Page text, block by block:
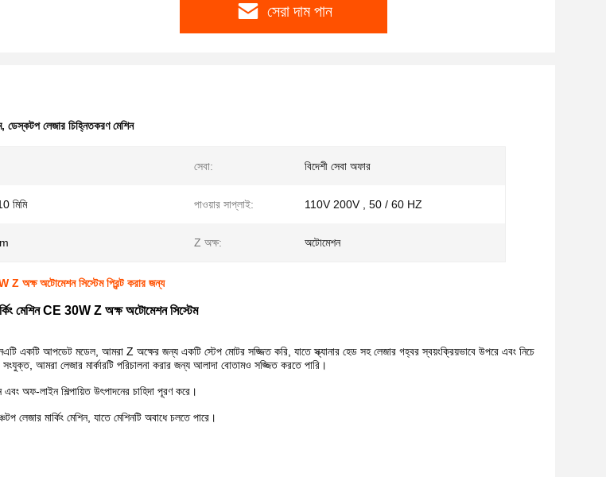
সেরা দাম পান
, ডেস্কটপ লেজার চিহ্নিতকরণ মেশিন
সেবা: বিদেশী সেবা অফার
মিমি পাওয়ার সাপ্লাই: 110V 200V , 50 / 60 HZ
Z অক্ষ: অটোমেশন
Z অক্ষ অটোমেশন সিস্টেম প্রিন্ট করার জন্য
মেশিন CE 30W Z অক্ষ অটোমেশন সিস্টেম
এটি একটি আপডেট মডেল, আমরা Z অক্ষের জন্য একটি স্টেপ মোটর সজ্জিত করি, যাতে স্ক্যানার হেড সহ লেজার গহ্বর স্বয়ংক্রিয়ভাবে উপরে এবং নিচে
সংযুক্ত, আমরা লেজার মার্কারটি পরিচালনা করার জন্য আলাদা বোতামও সজ্জিত করতে পারি।
অফ-লাইন শিল্পায়িত উৎপাদনের চাহিদা পূরণ করে।
লেজার মার্কিং মেশিন, যাতে মেশিনটি অবাধে চলতে পারে।